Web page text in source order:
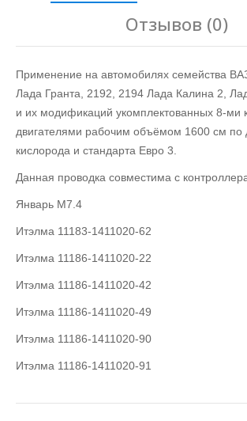
Отзывов (0)
Применение на автомобилях семейства
Лада Гранта, 2192, 2194 Лада Калина 2,
и их модификаций укомплектованных 8-ми
двигателями рабочим объёмом 1600 см по
кислорода и стандарта Евро 3.
Данная проводка совместима с
Январь М7.4
Итэлма 11183-1411020-62
Итэлма 11186-1411020-22
Итэлма 11186-1411020-42
Итэлма 11186-1411020-49
Итэлма 11186-1411020-90
Итэлма 11186-1411020-91